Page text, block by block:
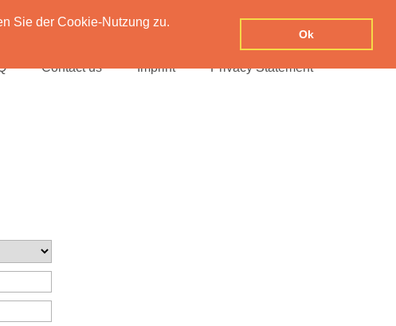
Sie der Cookie-Nutzung zu.
Ok
Contact us Imprint Privacy Statement